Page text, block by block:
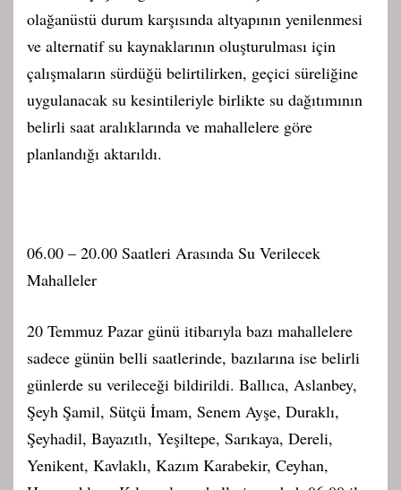
olağanüstü durum karşısında altyapının yenilenmesi
ve alternatif su kaynaklarının oluşturulması için
çalışmaların sürdüğü belirtilirken, geçici süreliğine
uygulanacak su kesintileriyle birlikte su dağıtımının
belirli saat aralıklarında ve mahallelere göre
planlandığı aktarıldı.
06.00 – 20.00 Saatleri Arasında Su Verilecek
Mahalleler
20 Temmuz Pazar günü itibarıyla bazı mahallelere
sadece günün belli saatlerinde, bazılarına ise belirli
günlerde su verileceği bildirildi. Ballıca, Aslanbey,
Şeyh Şamil, Sütçü İmam, Senem Ayşe, Duraklı,
Şeyhadil, Bayazıtlı, Yeşiltepe, Sarıkaya, Dereli,
Yenikent, Kavlaklı, Kazım Karabekir, Ceyhan,